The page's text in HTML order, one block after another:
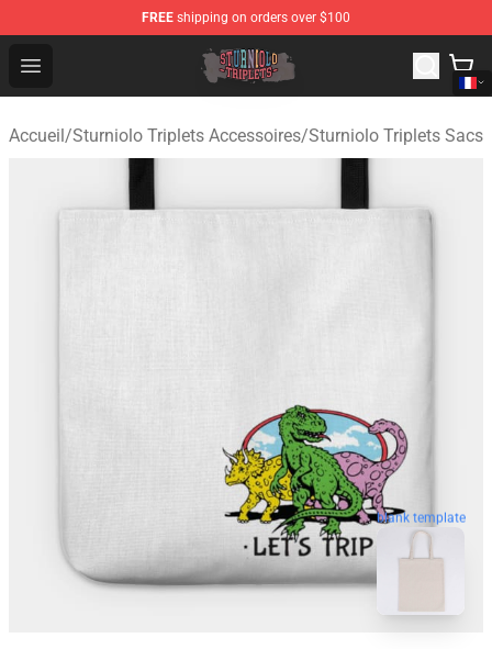
FREE shipping on orders over $100
Open menu
Sturniolo Triplets Shop - Official Sturniolo Triplets
Accueil/Sturniolo Triplets Accessoires/Sturniolo Triplets Sacs
blank template